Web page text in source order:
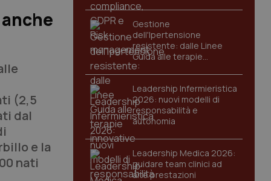
(2,5
dal
e la
nati
Gestione
dell'Ipertensione
resistente: dalle Linee
Guida alle terapie
innovative
Leadership Infermieristica
2026: nuovi modelli di
responsabilità e
autonomia
Leadership Medica 2026:
guidare team clinici ad
alte prestazioni